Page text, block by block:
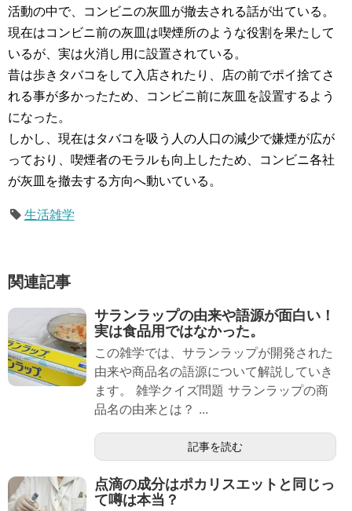
活動の中で、コンビニの灰皿が撤去される話が出ている。
現在はコンビニ前の灰皿は喫煙所のような役割を果たして
いるが、実は火消し用に設置されている。
昔は歩きタバコをして入店されたり、店の前でポイ捨てさ
れる事が多かったため、コンビニ前に灰皿を設置するよう
になった。
しかし、現在はタバコを吸う人の人口の減少で嫌煙が広が
っており、喫煙者のモラルも向上したため、コンビニ各社
が灰皿を撤去する方向へ動いている。
生活雑学
関連記事
サランラップの由来や語源が面白い！
実は食品用ではなかった。
この雑学では、サランラップが開発された
由来や商品名の語源について解説していき
ます。 雑学クイズ問題 サランラップの商
品名の由来とは？ ...
記事を読む
点滴の成分はポカリスエットと同じっ
て噂は本当？